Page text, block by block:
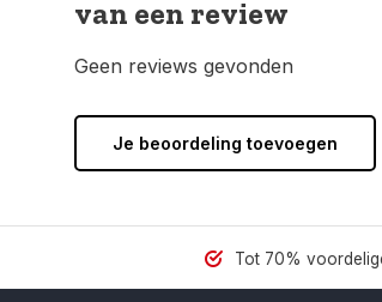
van een review
Geen reviews gevonden
Je beoordeling toevoegen
Tot 70%